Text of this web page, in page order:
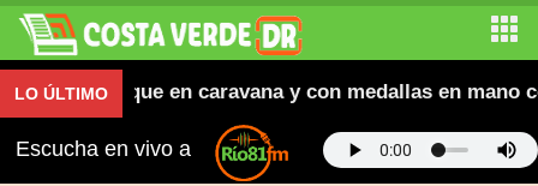
LO ÚLTIMO
atletas que en caravana y con medallas en mano
Escucha en vivo a